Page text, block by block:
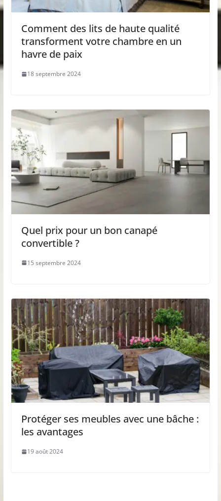
Comment des lits de haute qualité
transforment votre chambre en un
havre de paix
18 septembre 2024
Quel prix pour un bon canapé
convertible ?
15 septembre 2024
Protéger ses meubles avec une bâche :
les avantages
19 août 2024